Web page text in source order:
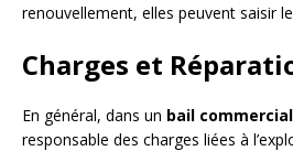
renouvellement, elles peuvent saisir
Charges et
En général, dans un bail commercial
responsable des charges liées à